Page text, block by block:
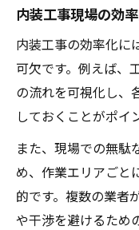
内装工事現場の効
内装工事の効率化に
可欠です。例えば、
の流れを可視化し、
しておくことがポイ
また、現場での無駄
め、作業エリアごと
的です。複数の業者
や干渉を避けるため